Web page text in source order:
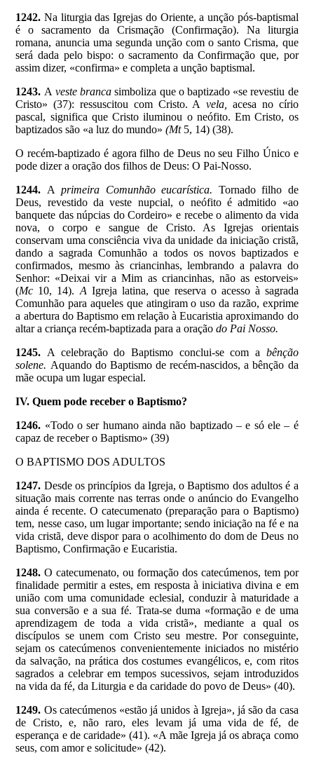
1242. Na liturgia das Igrejas do Oriente, a unção pós-baptismal
é o sacramento da Crismação (Confirmação). Na liturgia
romana, anuncia uma segunda unção com o santo Crisma, que
será dada pelo bispo: o sacramento da Confirmação que, por
assim dizer, «confirma» e completa a unção baptismal.
1243. A veste branca simboliza que o baptizado «se revestiu de
Cristo» (37): ressuscitou com Cristo. A
vela,
acesa no círio
pascal, significa que Cristo iluminou o neófito. Em Cristo, os
baptizados são «a luz do mundo» (Mt 5, 14) (38).
O recém-baptizado é agora filho de Deus no seu Filho Único e
pode dizer a oração dos filhos de Deus: O Pai-Nosso.
1244. A primeira Comunhão eucarística. Tornado filho de
Deus, revestido da veste nupcial, o neófito é admitido «ao
banquete das núpcias do Cordeiro» e recebe o alimento da vida
nova, o corpo e sangue de Cristo. As Igrejas orientais
conservam uma consciência viva da unidade da iniciação cristã,
dando a sagrada Comunhão a todos os novos baptizados e
confirmados, mesmo às criancinhas, lembrando a palavra do
Senhor: «Deixai vir a Mim as criancinhas, não as estorveis»
(Mc 10, 14). A Igreja latina, que reserva o acesso à sagrada
Comunhão para aqueles que atingiram o uso da razão, exprime
a abertura do Baptismo em relação à Eucaristia aproximando do
altar a criança recém-baptizada para a oração do Pai Nosso.
1245. A celebração do Baptismo conclui-se com a bênção
solene. Aquando do Baptismo de recém-nascidos, a bênção da
mãe ocupa um lugar especial.
IV. Quem pode receber o Baptismo?
1246. «Todo o ser humano ainda não baptizado – e só ele – é
capaz de receber o Baptismo» (39)
O BAPTISMO DOS ADULTOS
1247. Desde os princípios da Igreja, o Baptismo dos adultos é a
situação mais corrente nas terras onde o anúncio do Evangelho
ainda é recente. O catecumenato (preparação para o Baptismo)
tem, nesse caso, um lugar importante; sendo iniciação na fé e na
vida cristã, deve dispor para o acolhimento do dom de Deus no
Baptismo, Confirmação e Eucaristia.
1248. O catecumenato, ou formação dos catecúmenos, tem por
finalidade permitir a estes, em resposta à iniciativa divina e em
união com uma comunidade eclesial, conduzir à maturidade a
sua conversão e a sua fé. Trata-se duma «formação e de uma
aprendizagem de toda a vida cristã», mediante a qual os
discípulos se unem com Cristo seu mestre. Por conseguinte,
sejam os catecúmenos convenientemente iniciados no mistério
da salvação, na prática dos costumes evangélicos, e, com ritos
sagrados a celebrar em tempos sucessivos, sejam introduzidos
na vida da fé, da Liturgia e da caridade do povo de Deus» (40).
1249. Os catecúmenos «estão já unidos à Igreja», já são da casa
de Cristo, e, não raro, eles levam já uma vida de fé, de
esperança e de caridade» (41). «A mãe Igreja já os abraça como
seus, com amor e solicitude» (42).